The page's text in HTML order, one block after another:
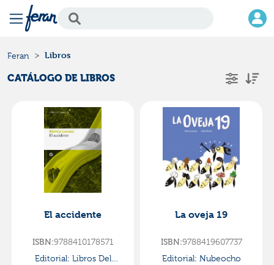
Feran Libros
CATÁLOGO DE LIBROS
El accidente
ISBN:9788410178571
Editorial: Libros Del
La oveja 19
ISBN:9788419607737
Editorial: Nubeocho